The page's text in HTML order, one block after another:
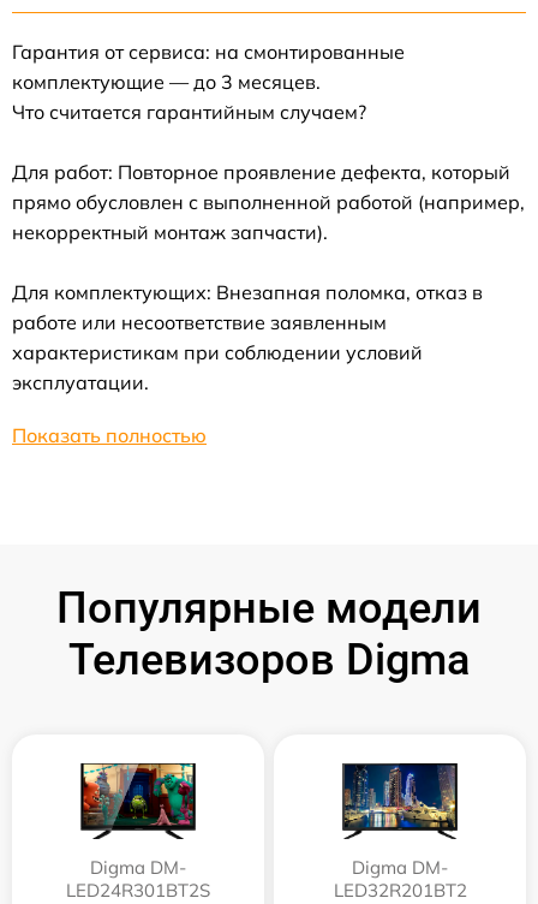
Гарантия от сервиса: на смонтированные
комплектующие — до 3 месяцев.
Что считается гарантийным случаем?
Для работ: Повторное проявление дефекта, который
прямо обусловлен с выполненной работой (например,
некорректный монтаж запчасти).
Для комплектующих: Внезапная поломка, отказ в
работе или несоответствие заявленным
характеристикам при соблюдении условий
эксплуатации.
Показать полностью
Популярные модели
Телевизоров Digma
Digma DM-
LED24R301BT2S
Digma DM-
LED32R201BT2